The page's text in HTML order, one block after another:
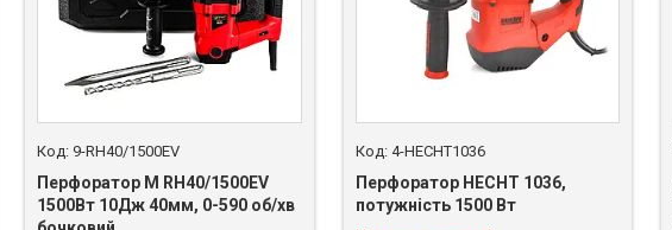
9-RH40/1500EV
Перфоратор М RH40/1500EV
1500Вт 10Дж 40мм, 0-590 об/хв
+380 (67) 669-92-15
4-HECHT1036
Перфоратор HECHT 1036,
потужність 1500 Вт